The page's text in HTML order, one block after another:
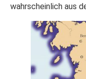
wahrscheinlich aus